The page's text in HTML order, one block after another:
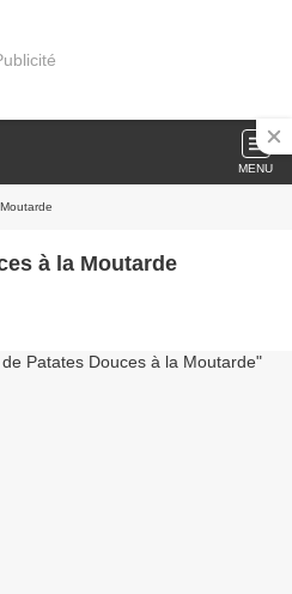
MENU
à la Moutarde